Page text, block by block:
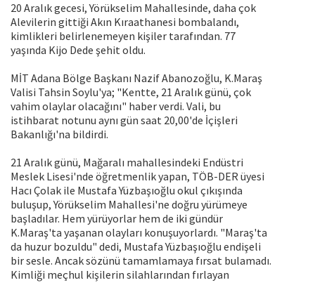
20 Aralık gecesi, Yörükselim Mahallesinde, daha çok
Alevilerin gittiği Akın Kıraathanesi bombalandı,
kimlikleri belirlenemeyen kişiler tarafından. 77
yaşında Kijo Dede şehit oldu.
MİT Adana Bölge Başkanı Nazif Abanozoğlu, K.Maraş
Valisi Tahsin Soylu'ya; "Kentte, 21 Aralık günü, çok
vahim olaylar olacağını" haber verdi. Vali, bu
istihbarat notunu aynı gün saat 20,00'de İçişleri
Bakanlığı'na bildirdi.
21 Aralık günü, Mağaralı mahallesindeki Endüstri
Meslek Lisesi'nde öğretmenlik yapan, TÖB-DER üyesi
Hacı Çolak ile Mustafa Yüzbaşıoğlu okul çıkışında
buluşup, Yörükselim Mahallesi'ne doğru yürümeye
başladılar. Hem yürüyorlar hem de iki gündür
K.Maraş'ta yaşanan olayları konuşuyorlardı. "Maraş'ta
da huzur bozuldu" dedi, Mustafa Yüzbaşıoğlu endişeli
bir sesle. Ancak sözünü tamamlamaya fırsat bulamadı.
Kimliği meçhul kişilerin silahlarından fırlayan